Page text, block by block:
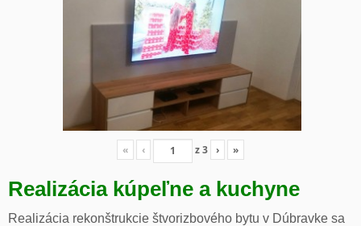
« ‹ z3 › »
Realizácia kúpeľne a kuchyne
Realizácia rekonštrukcie štvorizbového bytu v Dúbravke sa